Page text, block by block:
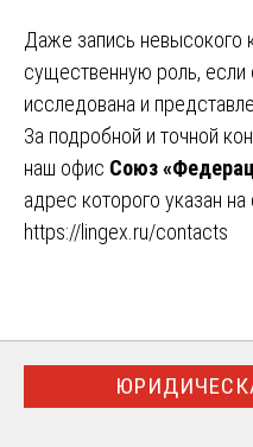
Даже запись невысокого
существенную роль, если
исследована и
За подробной и точной
наш офис Союз
адрес которого указан на
https://lingex.ru/contacts